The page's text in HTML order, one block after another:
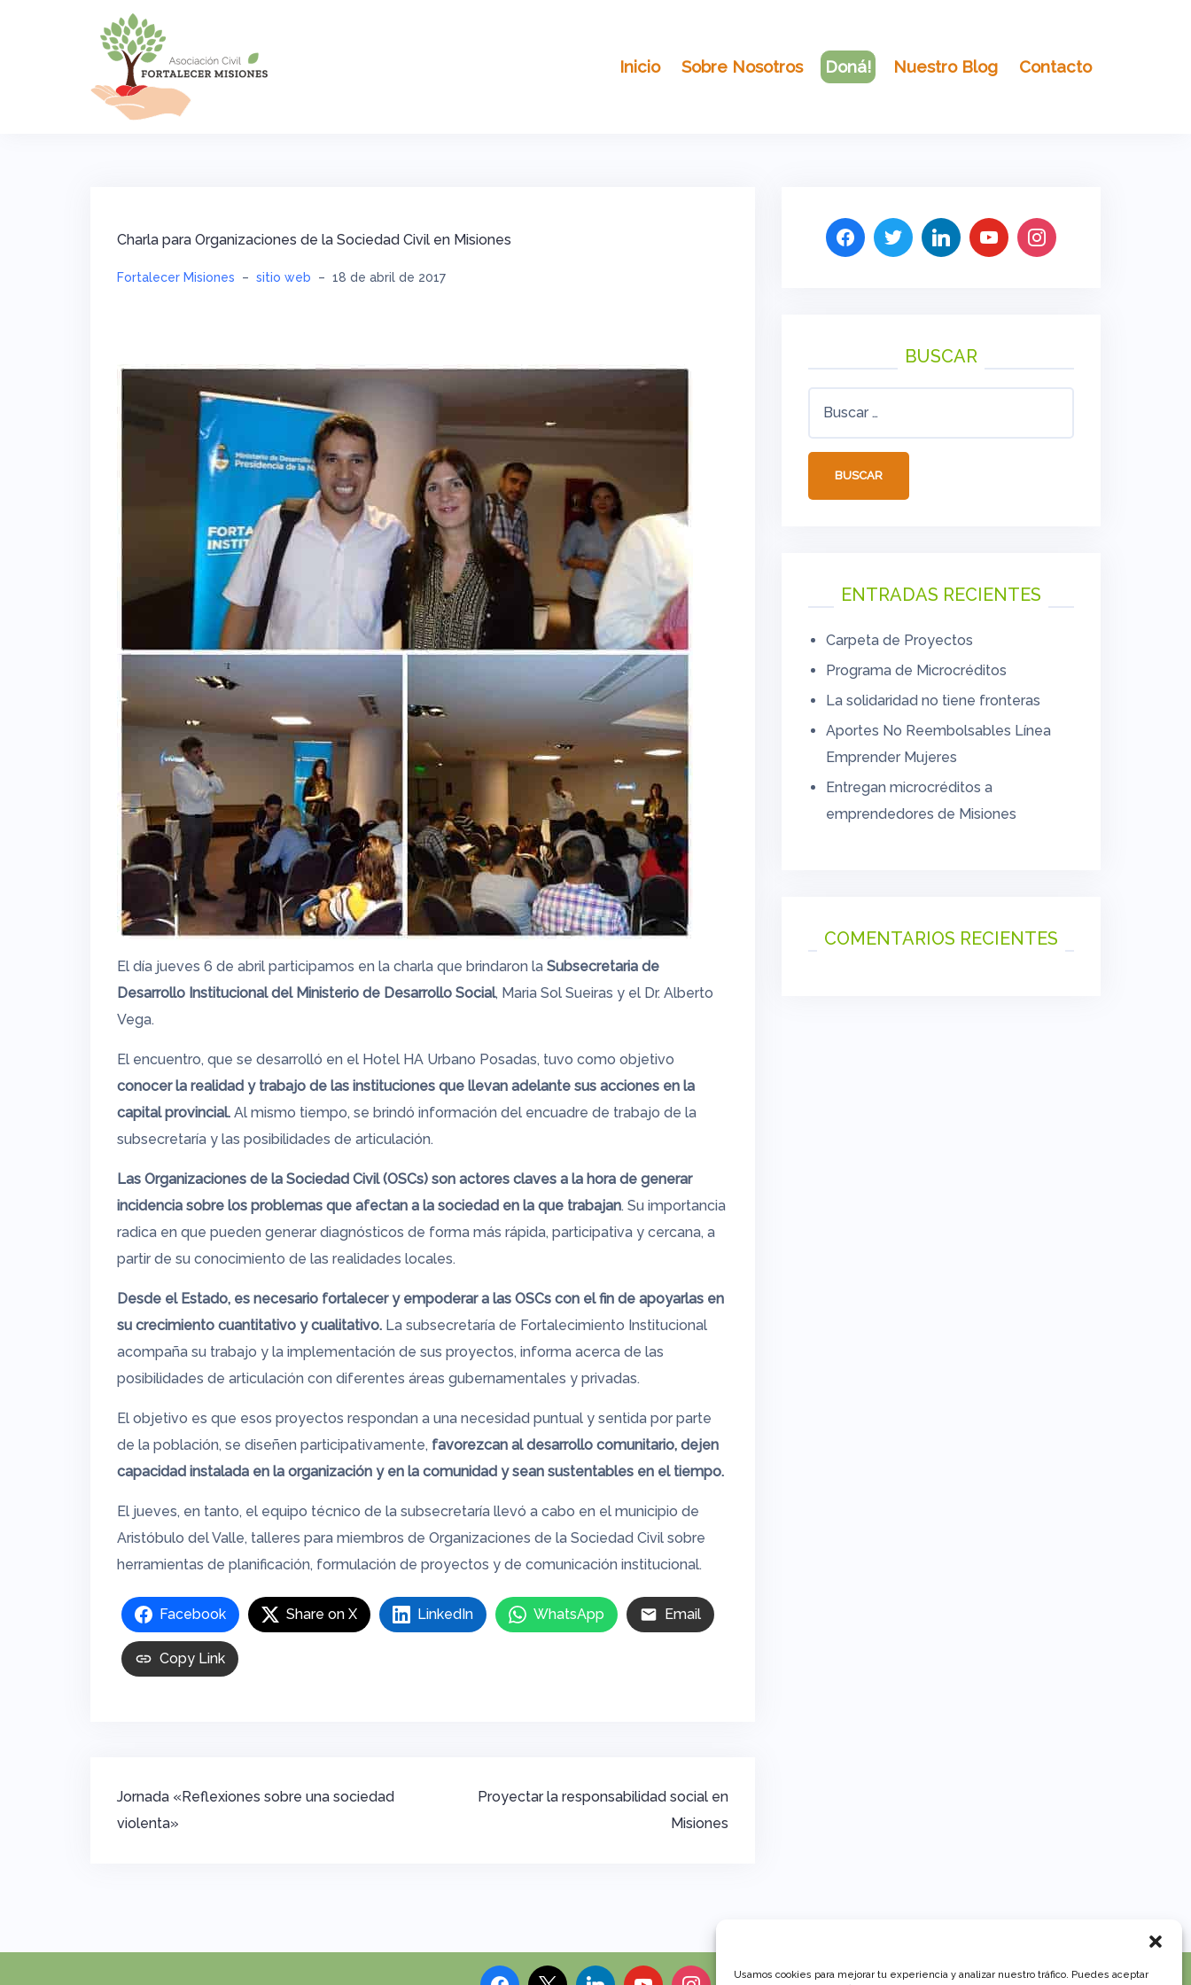
Usamos cookies para mejorar tu experiencia y analizar nuestro tráfico. Puedes aceptar
Inicio Sobre Nosotros Doná! Nuestro Blog Contacto
Charla para Organizaciones de la Sociedad Civil en Misiones
Fortalecer Misiones – sitio web – 18 de abril de 2017
El día jueves 6 de abril participamos en la charla que brindaron la Subsecretaria de
Desarrollo Institucional del Ministerio de Desarrollo Social, Maria Sol Sueiras y el Dr. Alberto
Vega.
El encuentro, que se desarrolló en el Hotel HA Urbano Posadas, tuvo como objetivo
conocer la realidad y trabajo de las instituciones que llevan adelante sus acciones en la
capital provincial. Al mismo tiempo, se brindó información del encuadre de trabajo de la
subsecretaría y las posibilidades de articulación.
Las Organizaciones de la Sociedad Civil (OSCs) son actores claves a la hora de generar
incidencia sobre los problemas que afectan a la sociedad en la que trabajan. Su importancia
radica en que pueden generar diagnósticos de forma más rápida, participativa y cercana, a
partir de su conocimiento de las realidades locales.
Desde el Estado, es necesario fortalecer y empoderar a las OSCs con el fin de apoyarlas en
su crecimiento cuantitativo y cualitativo. La subsecretaría de Fortalecimiento Institucional
acompaña su trabajo y la implementación de sus proyectos, informa acerca de las
posibilidades de articulación con diferentes áreas gubernamentales y privadas.
El objetivo es que esos proyectos respondan a una necesidad puntual y sentida por parte
de la población, se diseñen participativamente, favorezcan al desarrollo comunitario, dejen
capacidad instalada en la organización y en la comunidad y sean sustentables en el tiempo.
El jueves, en tanto, el equipo técnico de la subsecretaría llevó a cabo en el municipio de
Aristóbulo del Valle, talleres para miembros de Organizaciones de la Sociedad Civil sobre
herramientas de planificación, formulación de proyectos y de comunicación institucional.
Facebook Share on X LinkedIn WhatsApp Email
Copy Link
Navegación
de
Jornada «Reflexiones sobre una sociedad
violenta»
Proyectar la responsabilidad social en
Misiones
BUSCAR
ENTRADAS RECIENTES
Carpeta de Proyectos
Programa de Microcréditos
La solidaridad no tiene fronteras
Aportes No Reembolsables Línea
Emprender Mujeres
Entregan microcréditos a
emprendedores de Misiones
COMENTARIOS RECIENTES